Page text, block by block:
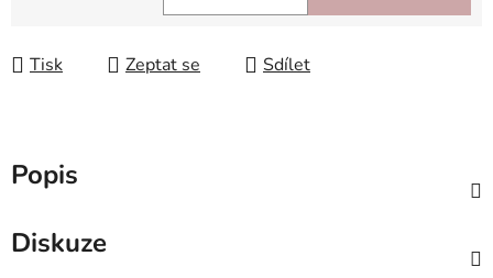
Tisk Zeptat se Sdílet
Popis
Diskuze